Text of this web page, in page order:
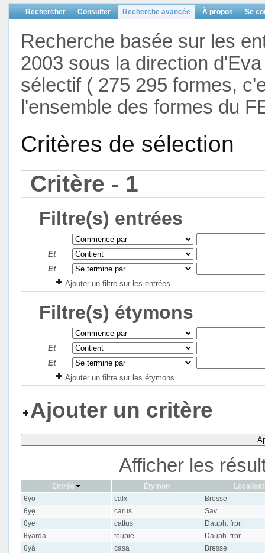
Rechercher Consulter Recherche avancée À propos Se
Recherche basée sur les
2003 sous la direction
sélectif ( 275 295 formes,
l'ensemble des formes du
Critères de sélection
Critère - 1
Filtre(s) entrées
Et
Et
Ajouter un filtre sur les entrées
Filtre(s) étymons
Et
Et
Ajouter un filtre sur les étymons
Ajouter un critère
Afficher les
Entrée Étymon
θyọ
calx
Bresse
θyẹ
carus
Sav.
θye
cattus
Dauph. frpr.
θyārda
toupie
Dauph. frpr.
θyá
casa
Bresse